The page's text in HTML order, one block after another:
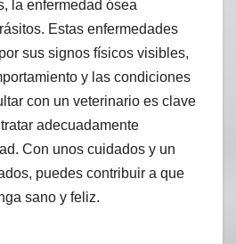
la enfermedad ósea
Estas enfermedades
sus signos físicos visibles,
y las condiciones
con un veterinario es clave
adecuadamente
Con unos cuidados y un
puedes contribuir a que
sano y feliz.